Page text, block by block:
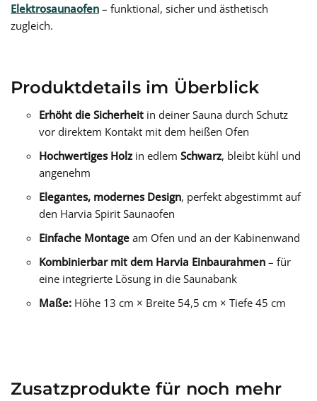
Elektrosaunaofen – funktional, sicher und ästhetisch
zugleich.
Produktdetails im Überblick
Erhöht die Sicherheit in deiner Sauna durch Schutz
vor direktem Kontakt mit dem heißen Ofen
Hochwertiges Holzin edlem Schwarz, bleibt kühl und
angenehm
Elegantes, modernes Design, perfekt abgestimmt auf
den Harvia Spirit Saunaofen
Einfache Montage am Ofen und an der Kabinenwand
Kombinierbar mit dem Harvia Einbaurahmen – für
eine integrierte Lösung in die Saunabank
Maße: Höhe 13 cm × Breite 54,5 cm × Tiefe 45 cm
Zusatzprodukte für noch mehr